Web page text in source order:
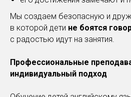
Мы создаем безопасную и
в которой дети не боятся
с радостью идут на занятия.
Профессиональные
индивидуальный подход